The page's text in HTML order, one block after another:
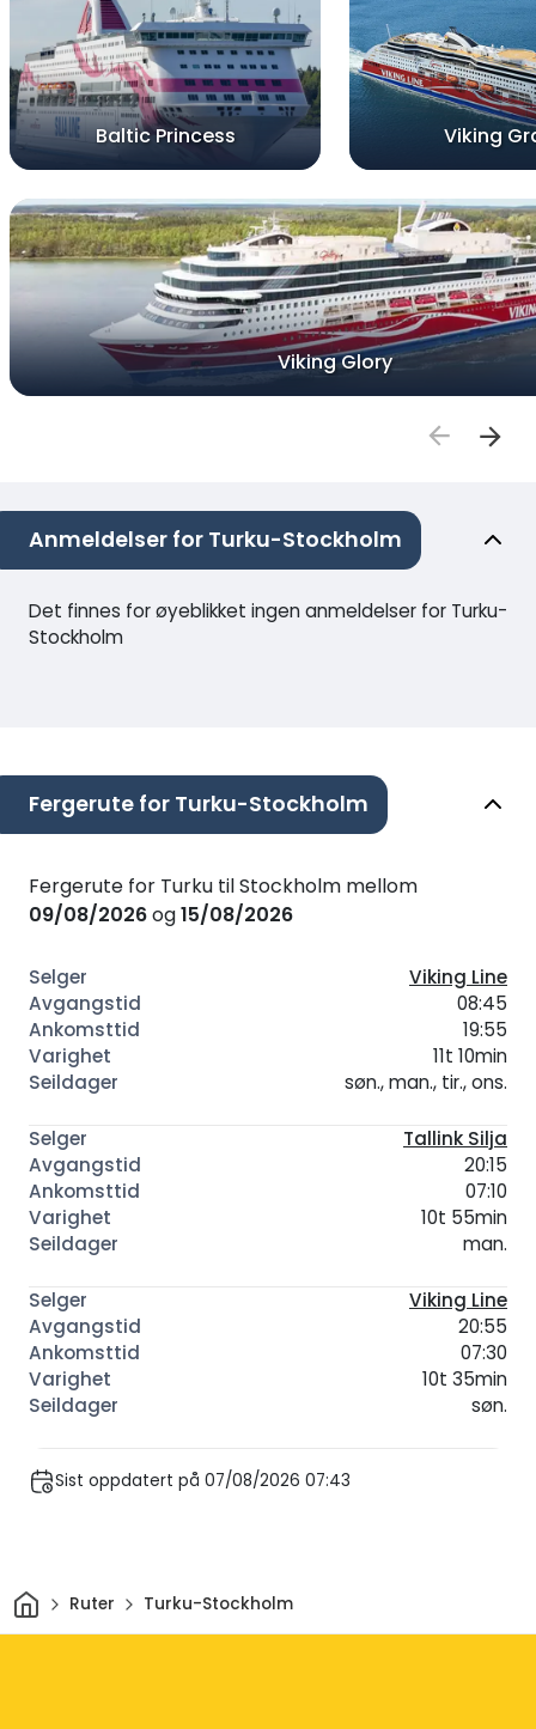
Baltic Princess Viking
Viking Glory
Anmeldelser for Turku-Stockholm
Det finnes for øyeblikket ingen anmeldelser for Turku-
Stockholm
Fergerute for Turku-Stockholm
Fergerute for Turku til Stockholm mellom
09/08/2026og15/08/2026
Viking Line
08:45
19:55
11t 10min
søn., man., tir., ons.
Tallink Silja
20:15
07:10
10t 55min
man.
Viking Line
20:55
07:30
10t 35min
søn.
Sist oppdatert på 07/08/2026 07:43
HjemRuter Turku-Stockholm